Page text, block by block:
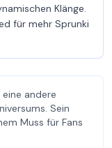
Klänge.
für mehr Sprunki
andere
Sein
Muss für Fans